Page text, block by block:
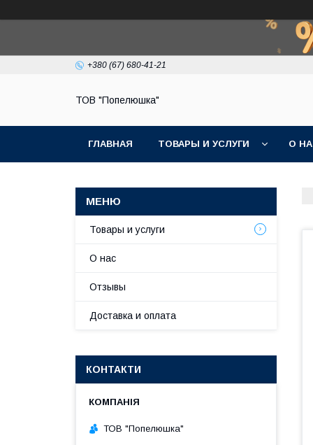
+380 (67) 680-41-21
ТОВ "Попелюшка"
ГЛАВНАЯ ТОВАРЫ И УСЛУГИ О
Товары и услуги
О нас
Отзывы
Доставка и оплата
КОНТАКТИ
ТОВ "Попелюшка"